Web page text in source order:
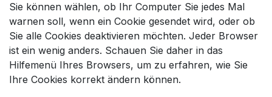
Sie können wählen, ob Ihr Computer Sie jedes Mal
warnen soll, wenn ein Cookie gesendet wird, oder ob
Sie alle Cookies deaktivieren möchten. Jeder Browser
ist ein wenig anders. Schauen Sie daher in das
Hilfemenü Ihres Browsers, um zu erfahren, wie Sie
Ihre Cookies korrekt ändern können.